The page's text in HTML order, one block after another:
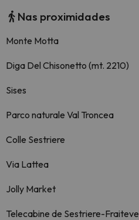
Nas proximidades
Monte Motta
Diga Del Chisonetto (mt. 2210)
Sises
Parco naturale Val Troncea
Colle Sestriere
Via Lattea
Jolly Market
Telecabine de Sestriere-Fraiteve